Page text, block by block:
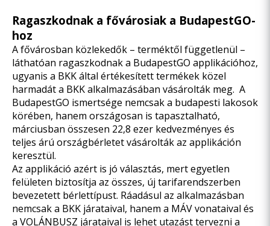
Ragaszkodnak a fővárosiak a BudapestGO-
hoz
A fővárosban közlekedők – terméktől függetlenül –
láthatóan ragaszkodnak a BudapestGO applikációhoz,
ugyanis a BKK által értékesített termékek közel
harmadát a BKK alkalmazásában vásárolták meg. A
BudapestGO ismertsége nemcsak a budapesti lakosok
körében, hanem országosan is tapasztalható,
márciusban összesen 22,8 ezer kedvezményes és
teljes árú országbérletet vásárolták az applikáción
keresztül.
Az applikáció azért is jó választás, mert egyetlen
felületen biztosítja az összes, új tarifarendszerben
bevezetett bérlettípust. Ráadásul az alkalmazásban
nemcsak a BKK járataival, hanem a MÁV vonataival és
a VOLÁNBUSZ járataival is lehet utazást tervezni a